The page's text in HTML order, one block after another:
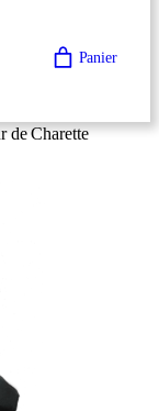
Panier
de Charette